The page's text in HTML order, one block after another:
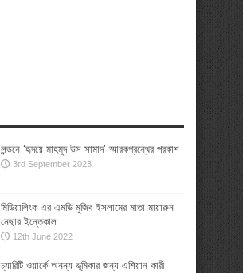
লন্ডনে ‘হৃদয়ে মাহমুদ উস সামাদ’ স্মারকগ্রন্থের প্রকাশ
3rd September 2023
মিডিয়ালিংক এর এমডি মুজিব ইসলামের মাতা মায়ারুন
নেছার ইন্তেকাল
12th June 2022
চ্যারিটি ওয়ার্কে অনন্য ভূমিকার জন্য এশিয়ান কারী